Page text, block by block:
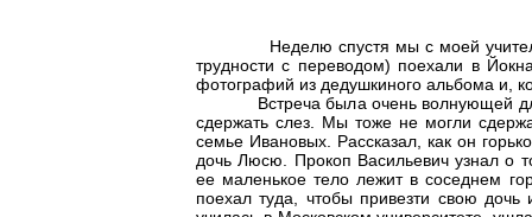
Неделю спустя мы с моей
трудности с переводом) поехали в
фотографий из дедушкиного альбома и,
Встреча была очень волнующей для
сдержать слез. Мы тоже не могли
семье Ивановых. Рассказал, как он
дочь Люсю. Прокоп Васильевич узнал о
ее маленькое тело лежит в соседнем
поехал туда, чтобы привезти свою